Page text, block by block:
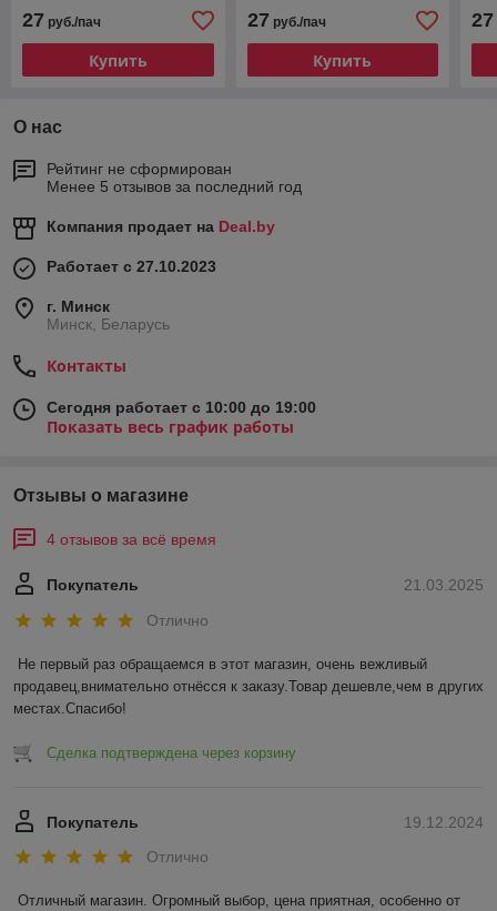
27 руб./пач
Купить
27 руб./пач
Купить
27
О нас
Рейтинг не сформирован
Менее 5 отзывов за последний год
Компания продает на Deal.by
Работает с 27.10.2023
г. Минск
Минск, Беларусь
Контакты
Сегодня работает с 10:00 до 19:00
Показать весь график работы
Отзывы о магазине
4 отзывов за всё время
21.03.2025
Покупатель
Отлично
Не первый раз обращаемся в этот магазин, очень вежливый
продавец,внимательно отнёсся к заказу.Товар дешевле,чем в других
местах.Спасибо!
Сделка подтверждена через корзину
19.12.2024
Покупатель
Отлично
Отличный магазин. Огромный выбор, цена приятная, особенно от